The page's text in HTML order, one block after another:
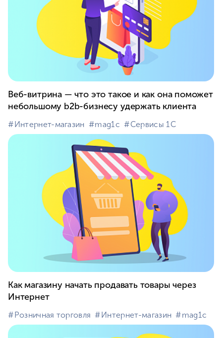
Веб-витрина — что это такое и как она поможет
небольшому b2b-бизнесу удержать клиента
#⁣Интернет-магазин #⁣mag1c #⁣Сервисы 1С
Как магазину начать продавать товары через
Интернет
#⁣Розничная торговля #⁣Интернет-магазин #⁣mag1c